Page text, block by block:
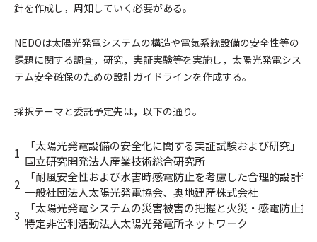
針を作成し，周知していく必要がある。
NEDOは太陽光発電システムの構造や電気系統設備の安全性等の
課題に関する調査，研究，実証実験等を実施し，太陽光発電シス
テム安全確保のための設計ガイドラインを作成する。
採択テーマと委託予定先は，以下の通り。
1
「太陽光発電設備の安全化に関する実証試験および研究」
国立研究開発法人産業技術総合研究所
2
「耐風安全性および水害時感電防止を考慮した合理的設計手
一般社団法人太陽光発電協会、奥地建産株式会社
3
「太陽光発電システムの災害被害の把握と火災・感電防止技
特定非営利活動法人太陽光発電所ネットワーク